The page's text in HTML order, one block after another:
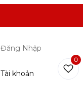
Đăng Nhập
Tài khoản
0